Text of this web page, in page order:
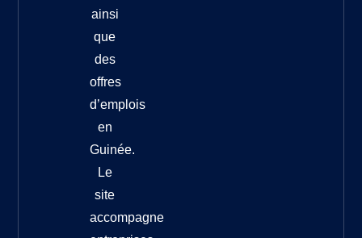
ainsi
que
des
offres
d’emplois
en
Guinée.
Le
site
accompagne